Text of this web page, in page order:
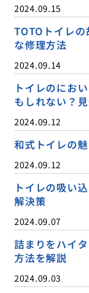
2024.09.15
TOTOトイレ
な修理方法
2024.09.14
トイレのにお
もしれない？
2024.09.12
和式トイレの
2024.09.12
トイレの吸い
解決策
2024.09.07
詰まりをハイ
方法を解説
2024.09.03